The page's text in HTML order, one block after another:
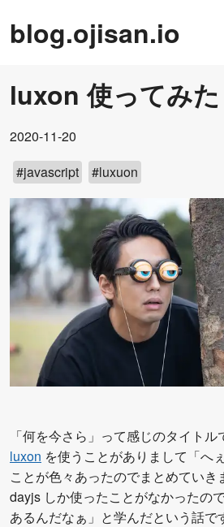
blog.ojisan.io
luxon 使ってみた
2020-11-20
#javascript #luxuon
「何を今さら」って感じのタイト
luxon を使うことがありまして「へ
ことが色々あったのでまとめていき
dayjs しか使ったことがなかったの
あるんだなぁ」と学んだという話で